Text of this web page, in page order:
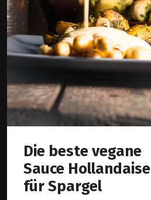
Die beste vegane
Sauce Hollandaise
für Spargel